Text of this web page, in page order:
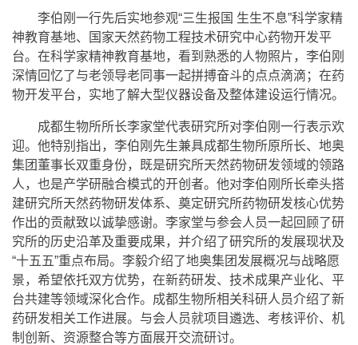
李伯刚一行先后实地参观“三生报国 生生不息”科学家精
神教育基地、国家天然药物工程技术研究中心药物开发平
台。在科学家精神教育基地，看到熟悉的人物照片，李伯刚
深情回忆了与老领导老同事一起拼搏奋斗的点点滴滴；在药
物开发平台，实地了解大型仪器设备及整体建设运行情况。
成都生物所所长李家堂代表研究所对李伯刚一行表示欢
迎。他特别指出，李伯刚先生兼具成都生物所原所长、地奥
集团董事长双重身份，既是研究所天然药物研发领域的领路
人，也是产学研融合模式的开创者。他对李伯刚所长牵头搭
建研究所天然药物研发体系、奠定研究所药物研发核心优势
作出的贡献致以诚挚感谢。李家堂与参会人员一起回顾了研
究所的历史沿革及重要成果，并介绍了研究所的发展现状及
“十五五”重点布局。李毅介绍了地奥集团发展概况与战略愿
景，希望依托双方优势，在新药研发、技术成果产业化、平
台共建等领域深化合作。成都生物所相关科研人员介绍了新
药研发相关工作进展。与会人员就项目遴选、考核评价、机
制创新、资源整合等方面展开交流研讨。